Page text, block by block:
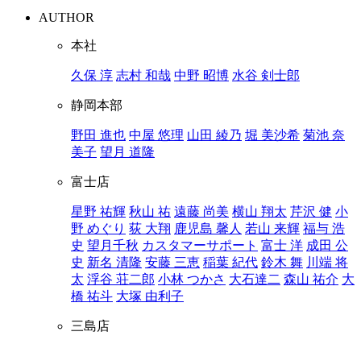
AUTHOR
本社
久保 淳 志村 和哉 中野 昭博 水谷 剣士郎
静岡本部
野田 進也 中屋 悠理 山田 綾乃 堀 美沙希 菊池 奈
美子 望月 道隆
富士店
星野 祐輝 秋山 祐 遠藤 尚美 横山 翔太 芹沢 健 小
野 めぐり 荻 大翔 鹿児島 馨人 若山 来輝 福与 浩
史 望月千秋 カスタマーサポート 富士 洋 成田 公
史 新名 清隆 安藤 三恵 稲葉 紀代 鈴木 舞 川端 将
太 浮谷 荘二郎 小林 つかさ 大石達二 森山 祐介 大
橋 祐斗 大塚 由利子
三島店